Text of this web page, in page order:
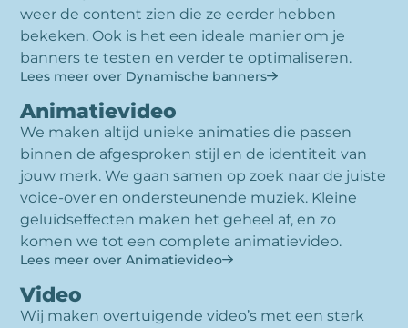
weer de content zien die ze eerder hebben
bekeken. Ook is het een ideale manier om je
banners te testen en verder te optimaliseren.
Lees meer over Dynamische banners
Animatievideo
We maken altijd unieke animaties die passen
binnen de afgesproken stijl en de identiteit van
jouw merk. We gaan samen op zoek naar de juiste
voice-over en ondersteunende muziek. Kleine
geluidseffecten maken het geheel af, en zo
komen we tot een complete animatievideo.
Lees meer over Animatievideo
Video
Wij maken overtuigende video’s met een sterk